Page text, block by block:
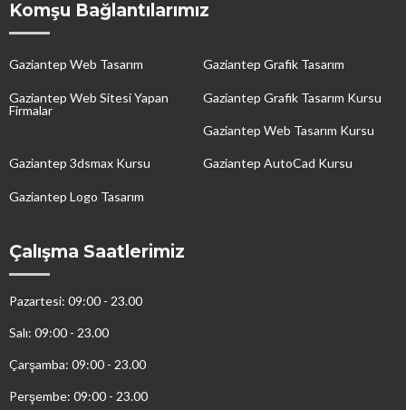
Komşu Bağlantılarımız
Gaziantep Web Tasarım Gaziantep Grafik Tasarım
Gaziantep Web Sitesi Yapan
Firmalar
Gaziantep Grafik Tasarım Kursu
Gaziantep Web Tasarım Kursu
Gaziantep 3dsmax Kursu Gaziantep AutoCad Kursu
Gaziantep Logo Tasarım
Çalışma Saatlerimiz
Pazartesi: 09:00 - 23.00
Salı: 09:00 - 23.00
Çarşamba: 09:00 - 23.00
Perşembe: 09:00 - 23.00